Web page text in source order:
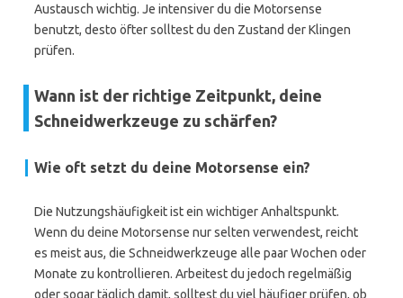
Austausch wichtig. Je intensiver du die Motorsense
benutzt, desto öfter solltest du den Zustand der Klingen
prüfen.
Wann ist der richtige Zeitpunkt, deine
Schneidwerkzeuge zu schärfen?
Wie oft setzt du deine Motorsense ein?
Die Nutzungshäufigkeit ist ein wichtiger Anhaltspunkt.
Wenn du deine Motorsense nur selten verwendest, reicht
es meist aus, die Schneidwerkzeuge alle paar Wochen oder
Monate zu kontrollieren. Arbeitest du jedoch regelmäßig
oder sogar täglich damit, solltest du viel häufiger prüfen, ob